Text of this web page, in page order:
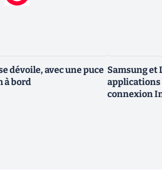
dévoile, avec une puce
à bord
Samsung et
applications
connexion